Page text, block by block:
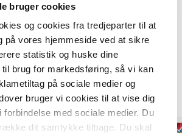
bruger cookies
og cookies fra tredjeparter til at
på vores hjemmeside ved at sikre
statistik og huske dine
brug for markedsføring, så vi kan
på sociale medier og
bruger vi cookies til at vise dig
forbindelse med sociale medier. Du
dit samtykke tilbage. Du skal